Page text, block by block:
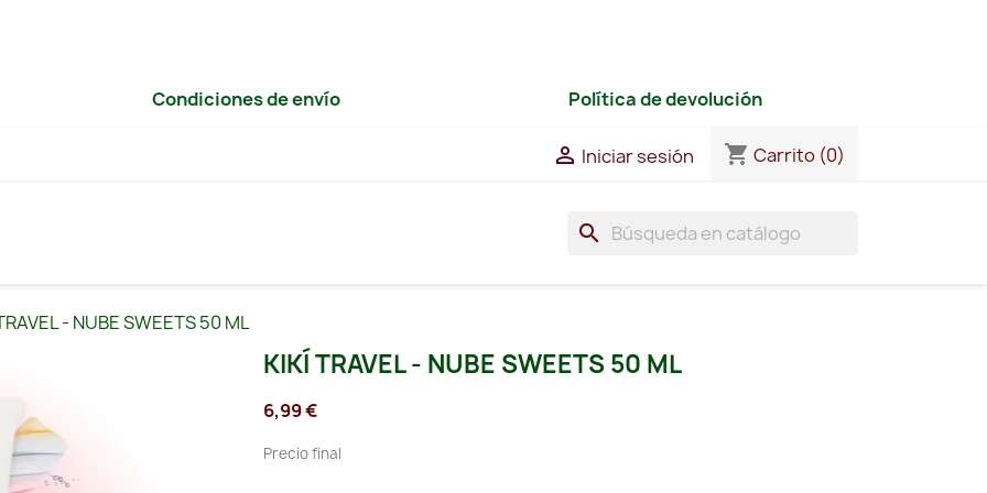
Condiciones de envío Política de devolución
 Iniciar sesión shopping_cart Carrito (0)
search
- NUBE SWEETS 50 ML
KIKÍ TRAVEL - NUBE SWEETS 50 ML
6,99 €
Precio final